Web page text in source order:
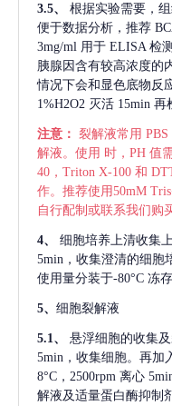
3.5、 根据实验需要，
便于数据分析，推荐
3mg/ml 用于 ELISA 检
胰腺因含有较高浓度的
情况下会和显色底物反
1%H2O2 灭活 15min 再
注意： 裂解液常用
解液。使用 时，PH 值
40，Triton X-100 和
作。推荐使用50mM
自行配制或联系我们购
4、 细胞培养上清收集
5min，收集澄清的细胞
使用量分装于-80°C 冻存
5、 细胞裂解液
5.1、 悬浮细胞的收集及
5min，收集细胞。再加
8°C，2500rpm 离心
解液及适量蛋白酶抑制